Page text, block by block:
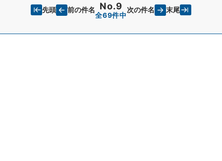
先頭 前の件名 No.9
全69件中
次の件名 末尾